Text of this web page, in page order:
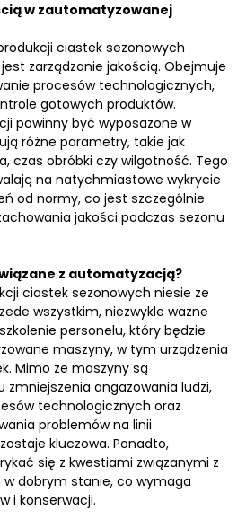
w zautomatyzowanej
ciastek sezonowych
zarządzanie jakością. Obejmuje
procesów technologicznych,
gotowych produktów.
powinny być wyposażone w
różne parametry, takie jak
czas obróbki czy wilgotność. Tego
na natychmiastowe wykrycie
od normy, co jest szczególnie
jakości podczas sezonu
z automatyzacją?
ciastek sezonowych niesie ze
wszystkim, niezwykle ważne
personelu, który będzie
maszyny, w tym urządzenia
Mimo że maszyny są
zmniejszenia angażowania ludzi,
technologicznych oraz
problemów na linii
kluczowa. Ponadto,
się z kwestiami związanymi z
dobrym stanie, co wymaga
i konserwacji.